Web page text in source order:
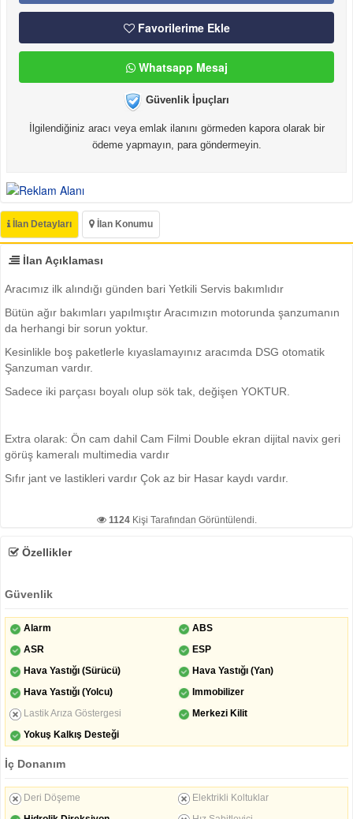
Favorilerime Ekle
Whatsapp Mesaj
Güvenlik İpuçları
İlgilendiğiniz aracı veya emlak ilanını görmeden kapora olarak bir
ödeme yapmayın, para göndermeyin.
İlan Detayları İlan Konumu
İlan Açıklaması
Aracımız ilk alındığı günden bari Yetkili Servis bakımlıdır
Bütün ağır bakımları yapılmıştır Aracımızın motorunda şanzumanın
da herhangi bir sorun yoktur.
Kesinlikle boş paketlerle kıyaslamayınız aracımda DSG otomatik
Şanzuman vardır.
Sadece iki parçası boyalı olup sök tak, değişen YOKTUR.
Extra olarak: Ön cam dahil Cam Filmi Double ekran dijital navix geri
görüş kameralı multimedia vardır
Sıfır jant ve lastikleri vardır Çok az bir Hasar kaydı vardır.
1124Kişi Tarafından Görüntülendi.
Özellikler
Güvenlik
Alarm
ABS
ASR
ESP
Hava Yastığı (Sürücü)
Hava Yastığı (Yan)
Hava Yastığı (Yolcu)
Immobilizer
Lastik Arıza Göstergesi
Merkezi Kilit
Yokuş Kalkış Desteği
İç Donanım
Deri Döşeme
Elektrikli Koltuklar